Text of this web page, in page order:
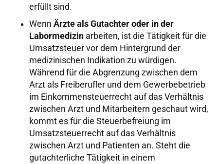
erfüllt sind.
Wenn Ärzte als Gutachter oder in der
Labormedizin arbeiten, ist die Tätigkeit für die
Umsatzsteuer vor dem Hintergrund der
medizinischen Indikation zu würdigen.
Während für die Abgrenzung zwischen dem
Arzt als Freiberufler und dem Gewerbebetrieb
im Einkommensteuerrecht auf das Verhältnis
zwischen Arzt und Mitarbeitern geschaut wird,
kommt es für die Steuerbefreiung im
Umsatzsteuerrecht auf das Verhältnis
zwischen Arzt und Patienten an. Steht die
gutachterliche Tätigkeit in einem